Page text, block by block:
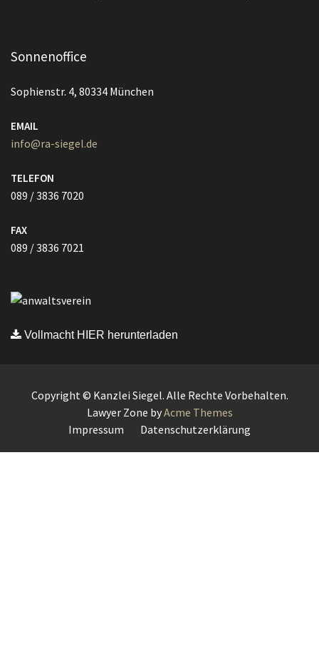
Sonnenoffice
Sophienstr. 4, 80334 München
EMAIL
info@ra-siegel.de
TELEFON
089 / 3836 7020
FAX
089 / 3836 7021
Vollmacht HIER herunterladen
Copyright © Kanzlei Siegel. Alle Rechte Vorbehalten.
Lawyer Zone byAcme Themes
Impressum
Datenschutzerklärung